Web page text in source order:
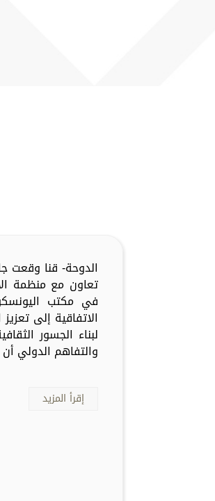
الدوحة- قنا وقعت
تعاون مع منظمة
في مكتب
الاتفاقية إلى
لبناء الجسور
والتفاهم الدولي
إقرأ المزيد